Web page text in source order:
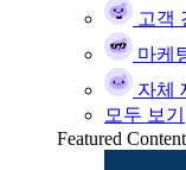
고객
마케
자체
모두 보기
Featured Content